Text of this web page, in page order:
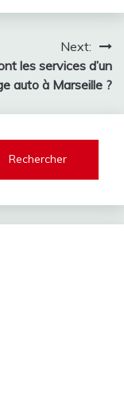
Next:
les services d’un
auto à Marseille ?